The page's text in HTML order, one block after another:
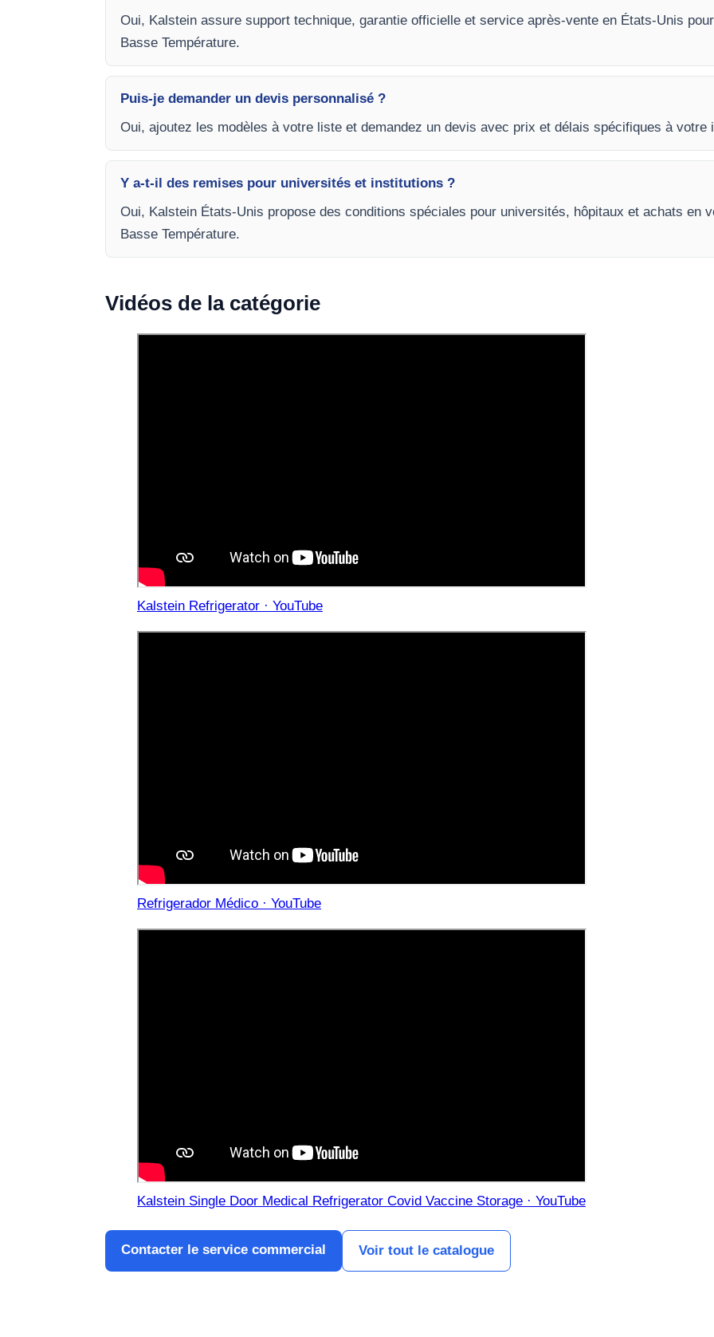
Oui, Kalstein assure support technique, garantie officielle et service après-vente en États-Unis
Basse Température.
Puis-je demander un devis personnalisé ?
Oui, ajoutez les modèles à votre liste et demandez un devis avec prix et délais spécifiques à votre
Y a-t-il des remises pour universités et institutions ?
Oui, Kalstein États-Unis propose des conditions spéciales pour universités, hôpitaux et achats en
Basse Température.
Vidéos de la catégorie
Kalstein Refrigerator · YouTube
Refrigerador Médico · YouTube
Kalstein Single Door Medical Refrigerator Covid Vaccine Storage · YouTube
Contacter le service commercial Voir tout le catalogue